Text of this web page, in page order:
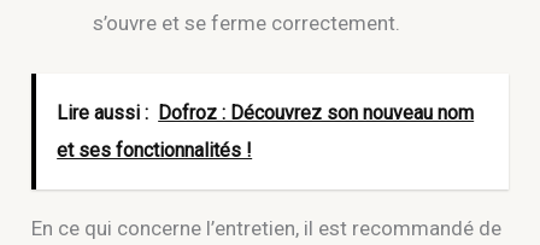
s’ouvre et se ferme correctement.
Lire aussi : Dofroz : Découvrez son nouveau nom
et ses fonctionnalités !
En ce qui concerne l’entretien, il est recommandé de